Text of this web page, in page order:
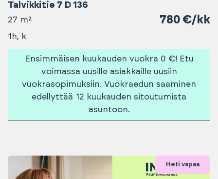
Talvikkitie 7 D 136
27 m² 780 €/kk
1h, k
Ensimmäisen kuukauden vuokra 0 €! Etu
voimassa uusille asiakkaille uusiin
vuokrasopimuksiin. Vuokraedun saaminen
edellyttää 12 kuukauden sitoutumista
asuntoon.
Heti vapaa